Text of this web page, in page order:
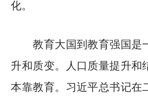
化。
教育大国到教育强国是
升和质变。人口质量提升和
本靠教育。习近平总书记在